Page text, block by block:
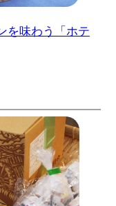
を味わう「ホテ